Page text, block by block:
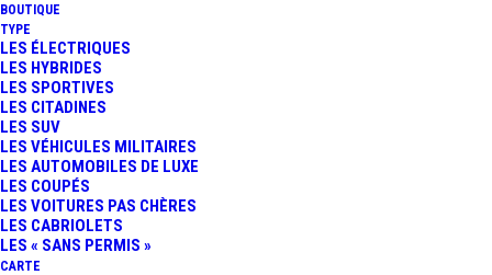
BOUTIQUE
TYPE
LES ÉLECTRIQUES
LES HYBRIDES
LES SPORTIVES
LES CITADINES
LES SUV
LES VÉHICULES MILITAIRES
LES AUTOMOBILES DE LUXE
LES COUPÉS
LES VOITURES PAS CHÈRES
LES CABRIOLETS
LES « SANS PERMIS »
CARTE
FORD MUSTANG : UNE
SÉRIE LIMITÉE GULF
HERITAGE DE 819
CHEVAUX